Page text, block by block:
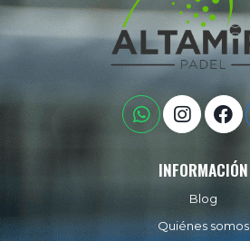
INFORMACIÓN
Blog
Quiénes somos